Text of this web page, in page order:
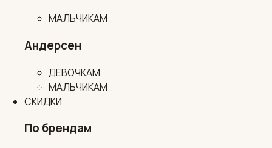
МАЛЬЧИКАМ
Андерсен
ДЕВОЧКАМ
МАЛЬЧИКАМ
СКИДКИ
По брендам